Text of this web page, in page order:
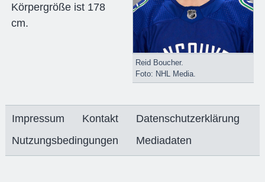
Reid Boucher.
Foto: NHL Media.
Körpergröße ist 178
cm.
Impressum Kontakt
Datenschutzerklärung
Nutzungsbedingungen
Mediadaten